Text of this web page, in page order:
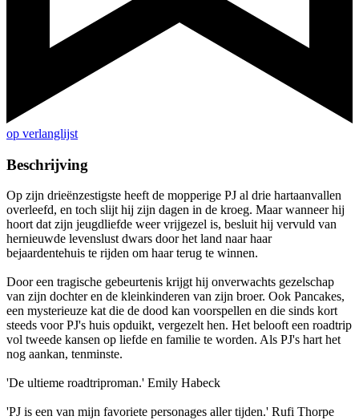
op verlanglijst
Beschrijving
Op zijn drieënzestigste heeft de mopperige PJ al drie hartaanvallen
overleefd, en toch slijt hij zijn dagen in de kroeg. Maar wanneer hij
hoort dat zijn jeugdliefde weer vrijgezel is, besluit hij vervuld van
hernieuwde levenslust dwars door het land naar haar
bejaardentehuis te rijden om haar terug te winnen.
Door een tragische gebeurtenis krijgt hij onverwachts gezelschap
van zijn dochter en de kleinkinderen van zijn broer. Ook Pancakes,
een mysterieuze kat die de dood kan voorspellen en die sinds kort
steeds voor PJ's huis opduikt, vergezelt hen. Het belooft een roadtrip
vol tweede kansen op liefde en familie te worden. Als PJ's hart het
nog aankan, tenminste.
'De ultieme roadtriproman.' Emily Habeck
'PJ is een van mijn favoriete personages aller tijden.' Rufi Thorpe